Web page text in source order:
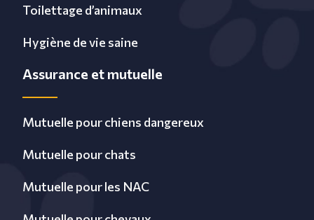
Toilettage d’animaux
Hygiène de vie saine
Assurance et mutuelle
Mutuelle pour chiens dangereux
Mutuelle pour chats
Mutuelle pour les NAC